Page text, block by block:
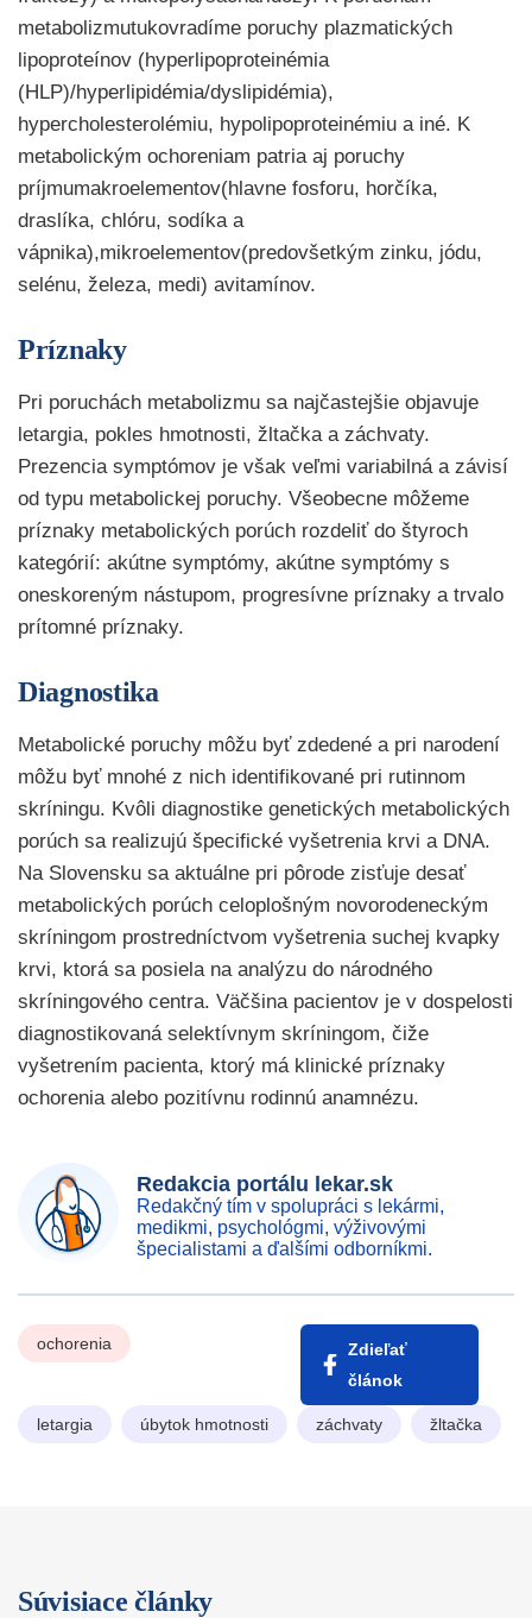
metabolizmutukovradíme poruchy plazmatických
lipoproteínov (hyperlipoproteinémia
(HLP)/hyperlipidémia/dyslipidémia),
hypercholesterolémiu, hypolipoproteinémiu a iné. K
metabolickým ochoreniam patria aj poruchy
príjmumakroelementov(hlavne fosforu, horčíka,
draslíka, chlóru, sodíka a
vápnika),mikroelementov(predovšetkým zinku, jódu,
selénu, železa, medi) avitamínov.
Príznaky
Pri poruchách metabolizmu sa najčastejšie objavuje
letargia, pokles hmotnosti, žltačka a záchvaty.
Prezencia symptómov je však veľmi variabilná a závisí
od typu metabolickej poruchy. Všeobecne môžeme
príznaky metabolických porúch rozdeliť do štyroch
kategórií: akútne symptómy, akútne symptómy s
oneskoreným nástupom, progresívne príznaky a trvalo
prítomné príznaky.
Diagnostika
Metabolické poruchy môžu byť zdedené a pri narodení
môžu byť mnohé z nich identifikované pri rutinnom
skríningu. Kvôli diagnostike genetických metabolických
porúch sa realizujú špecifické vyšetrenia krvi a DNA.
Na Slovensku sa aktuálne pri pôrode zisťuje desať
metabolických porúch celoplošným novorodeneckým
skríningom prostredníctvom vyšetrenia suchej kvapky
krvi, ktorá sa posiela na analýzu do národného
skríningového centra. Väčšina pacientov je v dospelosti
diagnostikovaná selektívnym skríningom, čiže
vyšetrením pacienta, ktorý má klinické príznaky
ochorenia alebo pozitívnu rodinnú anamnézu.
Redakcia portálu lekar.sk
Redakčný tím v spolupráci s lekármi,
medikmi, psychológmi, výživovými
špecialistami a ďalšími odborníkmi.
ochorenia
Zdieľať
článok
letargia úbytok hmotnosti záchvaty žltačka
Súvisiace články